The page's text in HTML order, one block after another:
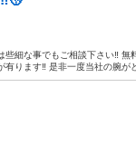
些細な事でもご相談下さい‼️
ります‼️ 是非一度当社の腕が